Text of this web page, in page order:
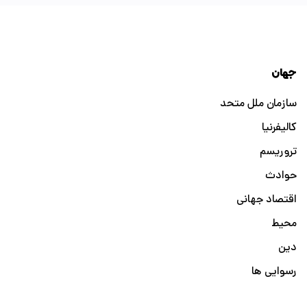
جهان
سازمان ملل متحد
کالیفرنیا
تروریسم
حوادث
اقتصاد جهانی
محیط
دین
رسوایی ها